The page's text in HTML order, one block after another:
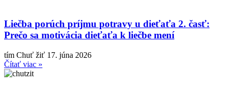
Liečba porúch príjmu potravy u dieťaťa 2. časť:
Prečo sa motivácia dieťaťa k liečbe mení
tím Chuť žiť 17. júna 2026
Čítať viac »